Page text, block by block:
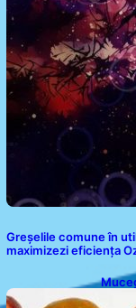
Greșelile comune în
maximizezi eficiența